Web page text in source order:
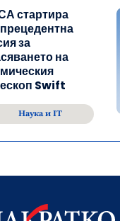
стартира
за
на
Swift
Наука и IT